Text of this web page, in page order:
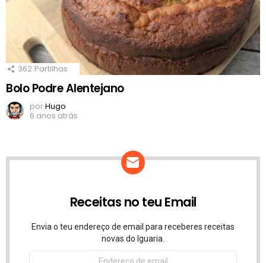
362 Partilhas
Bolo Podre Alentejano
porHugo
6 anos atrás
Receitas no teu Email
Envia o teu endereço de email para receberes receitas
novas do Iguaria.
Endereço